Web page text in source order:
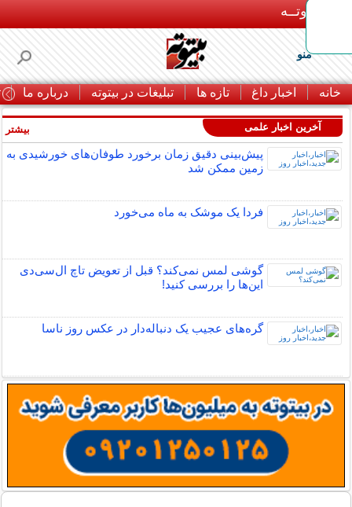
بـیتوتــه
منو
خانه اخبار داغ تازه ها تبلیغات در بیتوته درباره ما
آخرین اخبار علمی
پیش‌بینی دقیق زمان برخورد طوفان‌های خورشیدی به
زمین ممکن شد
فردا یک موشک به ماه می‌خورد
گوشی لمس نمی‌کند؟ قبل از تعویض تاچ ال‌سی‌دی
این‌ها را بررسی کنید!
گره‌های عجیب یک دنباله‌دار در عکس روز ناسا
بیشتر